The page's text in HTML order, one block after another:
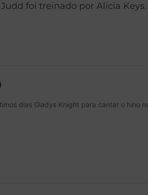
foi treinado por Alicia Keys.